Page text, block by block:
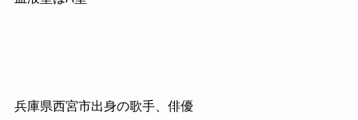
兵庫県西宮市出身の歌手、俳優